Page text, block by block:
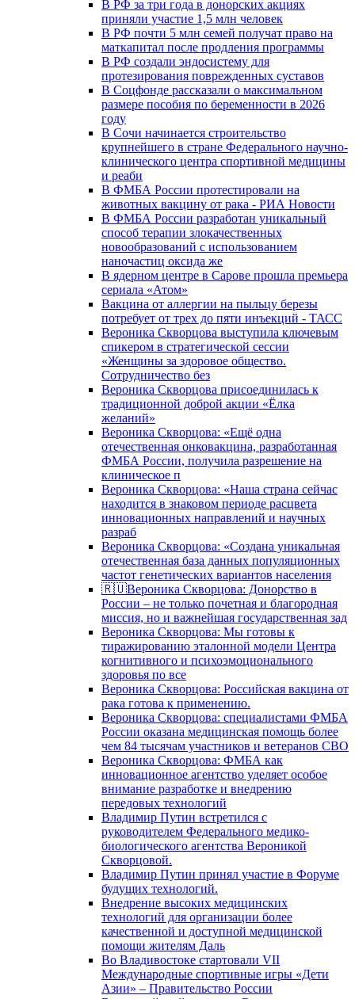
В РФ за три года в донорских акциях
приняли участие 1,5 млн человек
В РФ почти 5 млн семей получат право на
маткапитал после продления программы
В РФ создали эндосистему для
протезирования поврежденных суставов
В Соцфонде рассказали о максимальном
размере пособия по беременности в 2026
году
В Сочи начинается строительство
крупнейшего в стране Федерального научно-
клинического центра спортивной медицины
и реаби
В ФМБА России протестировали на
животных вакцину от рака - РИА Новости
В ФМБА России разработан уникальный
способ терапии злокачественных
новообразований с использованием
наночастиц оксида же
В ядерном центре в Сарове прошла премьера
сериала «Атом»
Вакцина от аллергии на пыльцу березы
потребует от трех до пяти инъекций - ТАСС
Вероника Скворцова выступила ключевым
спикером в стратегической сессии
«Женщины за здоровое общество.
Сотрудничество без
Вероника Скворцова присоединилась к
традиционной доброй акции «Ёлка
желаний»
Вероника Скворцова: «Ещё одна
отечественная онковакцина, разработанная
ФМБА России, получила разрешение на
клиническое п
Вероника Скворцова: «Наша страна сейчас
находится в знаковом периоде расцвета
инновационных направлений и научных
разраб
Вероника Скворцова: «Создана уникальная
отечественная база данных популяционных
частот генетических вариантов населения
🇷🇺Вероника Скворцова: Донорство в
России – не только почетная и благородная
миссия, но и важнейшая государственная зад
Вероника Скворцова: Мы готовы к
тиражированию эталонной модели Центра
когнитивного и психоэмоционального
здоровья по все
Вероника Скворцова: Российская вакцина от
рака готова к применению.
Вероника Скворцова: специалистами ФМБА
России оказана медицинская помощь более
чем 84 тысячам участников и ветеранов СВО
Вероника Скворцова: ФМБА как
инновационное агентство уделяет особое
внимание разработке и внедрению
передовых технологий
Владимир Путин встретился с
руководителем Федерального медико-
биологического агентства Вероникой
Скворцовой.
Владимир Путин принял участие в Форуме
будущих технологий.
Внедрение высоких медицинских
технологий для организации более
качественной и доступной медицинской
помощи жителям Даль
Во Владивостоке стартовали VII
Международные спортивные игры «Дети
Азии» – Правительство России